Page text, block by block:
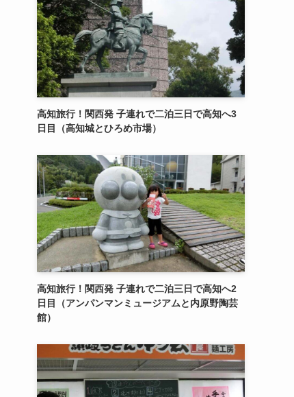
高知旅行！関西発 子連れで二泊三日で高知へ3
日目（高知城とひろめ市場）
高知旅行！関西発 子連れで二泊三日で高知へ2
日目（アンパンマンミュージアムと内原野陶芸
館）